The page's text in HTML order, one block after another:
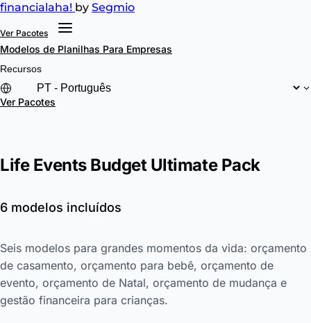
financialaha! by Segmio
Ver Pacotes
Modelos de Planilhas Para Empresas
Recursos
Ver Pacotes
Life Events Budget Ultimate Pack
6 modelos incluídos
Seis modelos para grandes momentos da vida: orçamento
de casamento, orçamento para bebê, orçamento de
evento, orçamento de Natal, orçamento de mudança e
gestão financeira para crianças.